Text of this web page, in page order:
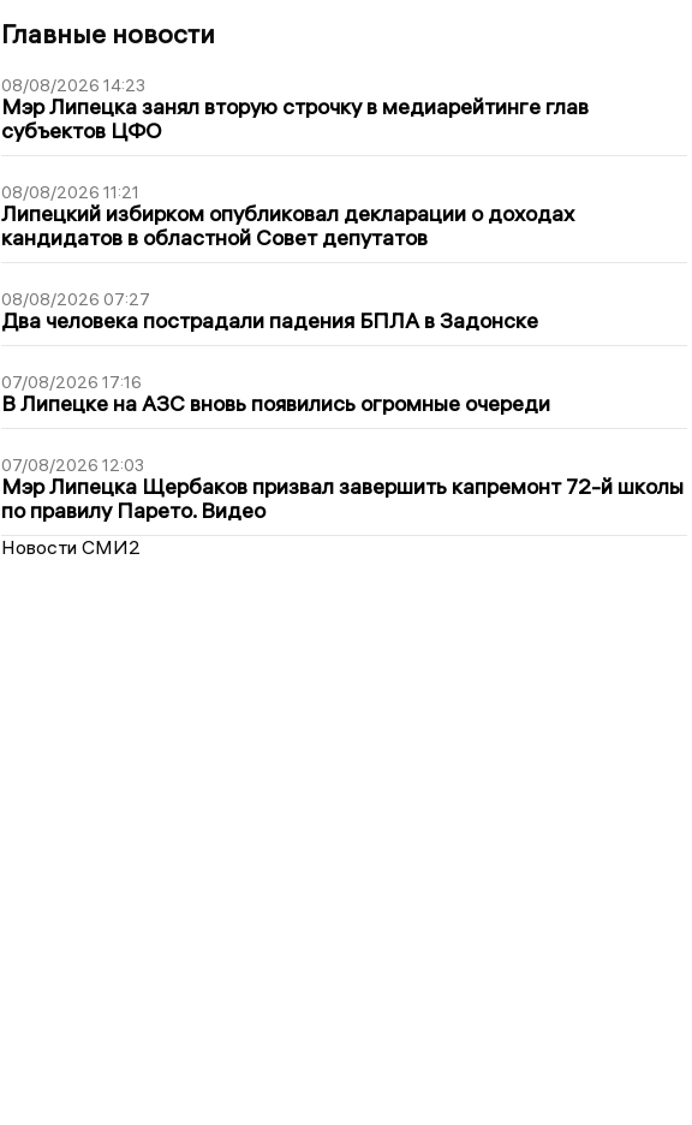
Главные новости
08/08/2026 14:23
Мэр Липецка занял вторую строчку в медиарейтинге глав
субъектов ЦФО
08/08/2026 11:21
Липецкий избирком опубликовал декларации о доходах
кандидатов в областной Совет депутатов
08/08/2026 07:27
Два человека пострадали падения БПЛА в Задонске
07/08/2026 17:16
В Липецке на АЗС вновь появились огромные очереди
07/08/2026 12:03
Мэр Липецка Щербаков призвал завершить капремонт 72-й школы
по правилу Парето. Видео
Новости СМИ2